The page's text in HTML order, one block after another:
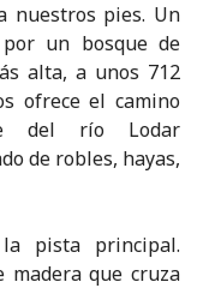
nuestros pies. Un
por un bosque de
alta, a unos 712
ofrece el camino
del río Lodar
de robles, hayas,
pista principal.
madera que cruza